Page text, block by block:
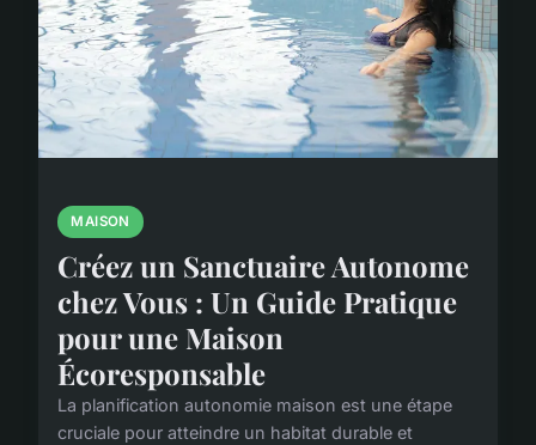
MAISON
Créez un Sanctuaire Autonome
chez Vous : Un Guide Pratique
pour une Maison
Écoresponsable
La planification autonomie maison est une étape
cruciale pour atteindre un habitat durable et